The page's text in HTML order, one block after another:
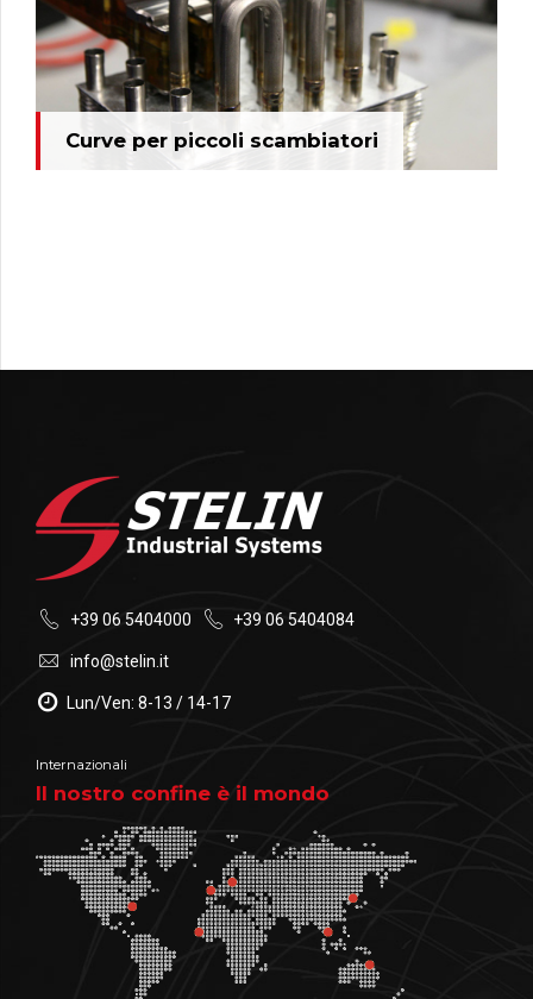
Curve per piccoli scambiatori
+39 06 5404000 +39 06 5404084
info@stelin.it
Lun/Ven: 8-13 / 14-17
Internazionali
Il nostro confine è il mondo